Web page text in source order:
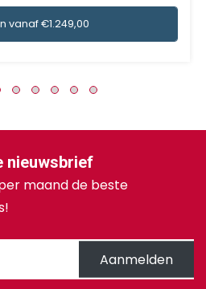
vanaf €1.249,00
nieuwsbrief
maand de beste
Aanmelden